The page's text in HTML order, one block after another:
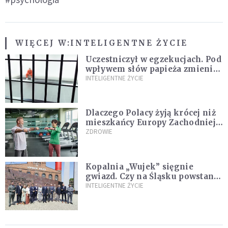
WIĘCEJ W:INTELIGENTNE ŻYCIE
Uczestniczył w egzekucjach. Pod
wpływem słów papieża zmienił
zdanie
INTELIGENTNE ŻYCIE
Dlaczego Polacy żyją krócej niż
mieszkańcy Europy Zachodniej?
Ekspertka wskazuje główne
ZDROWIE
Kopalnia „Wujek” sięgnie
gwiazd. Czy na Śląsku powstanie
„Dolina Krzemowa”?
INTELIGENTNE ŻYCIE